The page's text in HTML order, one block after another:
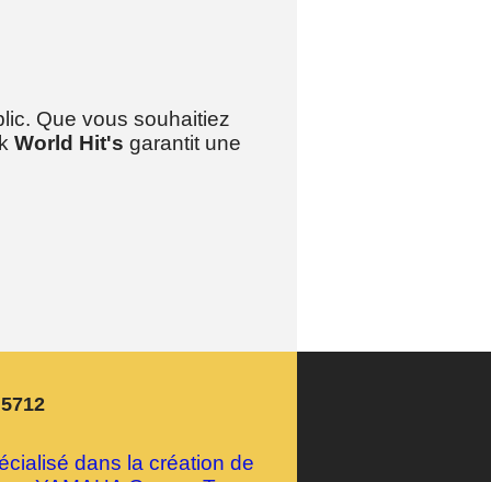
Que vous souhaitiez
World Hit's garantit une
dans la création de